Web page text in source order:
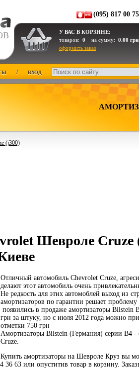
(095) 817 00
У ВАС В КОРЗИНЕ:
товаров: 0 на сумму: 0.00
оформить заказ
/ ВХОД
(j300)
Шевроле Cruze
Отличный автомобиль Chevrolet Cruze,
делают этот автомобиль очень
Не редкость для этих автомоблей выход из
амортизаторов по гарантии решает
появились в продаже амортизаторы Bilstein
грн за штуку, но с июля 2012 года можно
отметки 750 грн
Амортизаторы Bilstein (Германия) серии B4 -
Cruze.
Купить амортизаторы на Шевроле Круз вы
63 или опуститив товар в корзину.